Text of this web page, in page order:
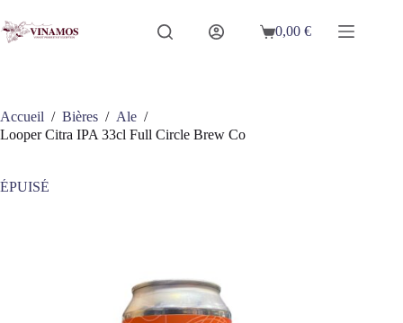
au
contenu
Panier
0,00€
Accueil / Bières / Ale /
Looper Citra IPA 33cl Full Circle Brew Co
ÉPUISÉ